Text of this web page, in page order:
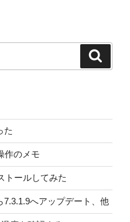
た
作のメモ
トールしてみた
7.3.1.9へアップデート、他